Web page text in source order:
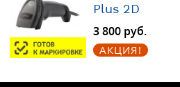
Plus 2D
3 800 руб.
АКЦИЯ!